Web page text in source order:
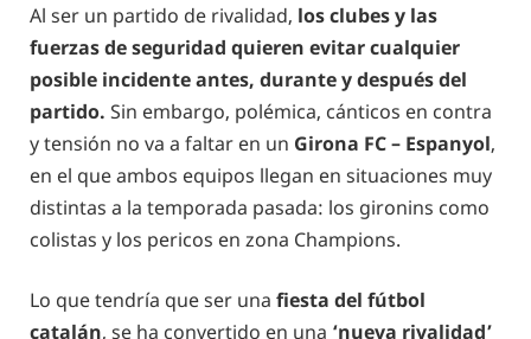
Al ser un partido de rivalidad, los clubes y las
fuerzas de seguridad quieren evitar cualquier
posible incidente antes, durante y después del
partido. Sin embargo, polémica, cánticos en contra
y tensión no va a faltar en un Girona FC – Espanyol,
en el que ambos equipos llegan en situaciones muy
distintas a la temporada pasada: los gironins como
colistas y los pericos en zona Champions.
Lo que tendría que ser una fiesta del fútbol
catalán, se ha convertido en una ‘nueva rivalidad’